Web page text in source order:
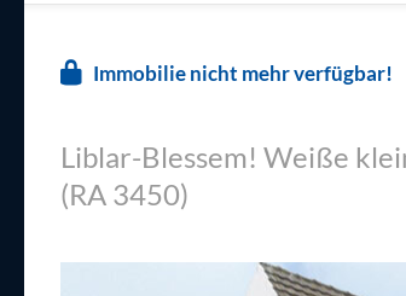
Immobilie nicht mehr verfügbar!
Liblar-Blessem! Weiße
(RA 3450)